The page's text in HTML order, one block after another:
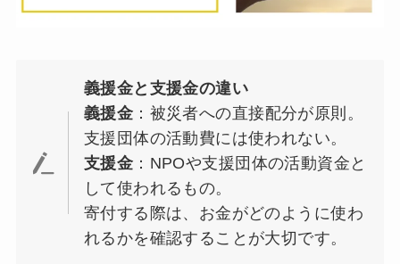
義援金と支援金の違い
義援金 ：被災者への直接配分が原則。
支援団体の活動費には使われない。
支援金 ：NPOや支援団体の活動資金と
して使われるもの。
寄付する際は、お金がどのように使わ
れるかを確認することが大切です。